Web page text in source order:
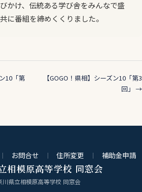
かけ、伝統ある学び舎をみんなで盛
に番組を締めくくりました。
10「第
【GOGO！県相】シーズン10「第3
回」 →
お問合せ 住所変更 補助金申請
相模原高等学校 同窓会
県立相模原高等学校 同窓会